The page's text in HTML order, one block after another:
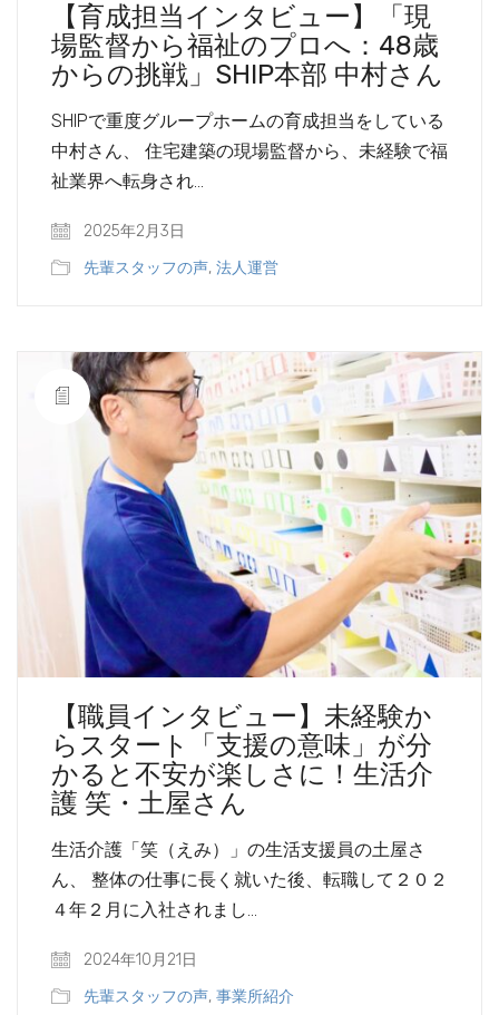
【育成担当インタビュー】「現
場監督から福祉のプロへ：48歳
からの挑戦」SHIP本部 中村さん
SHIPで重度グループホームの育成担当をしている
中村さん、 住宅建築の現場監督から、未経験で福
祉業界へ転身され…
2025年2月3日
先輩スタッフの声, 法人運営
【職員インタビュー】未経験か
らスタート「支援の意味」が分
かると不安が楽しさに！生活介
護 笑・土屋さん
生活介護「笑（えみ）」の生活支援員の土屋さ
ん、 整体の仕事に長く就いた後、転職して２０２
４年２月に入社されまし…
2024年10月21日
先輩スタッフの声, 事業所紹介